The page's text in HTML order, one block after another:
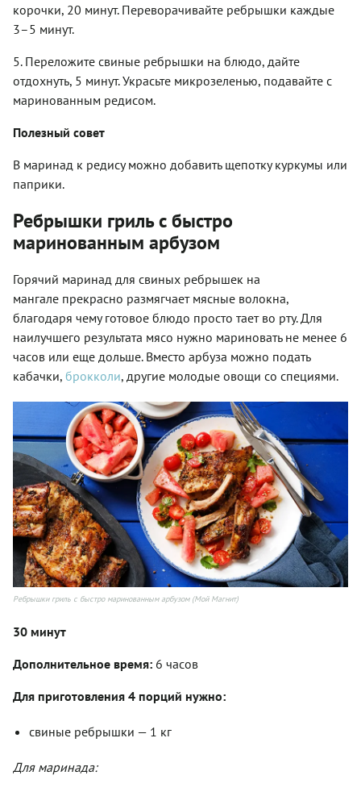
корочки, 20 минут. Переворачивайте ребрышки каждые
3–5 минут.
5. Переложите свиные ребрышки на блюдо, дайте
отдохнуть, 5 минут. Украсьте микрозеленью, подавайте с
маринованным редисом.
Полезный совет
В маринад к редису можно добавить щепотку куркумы или
паприки.
Ребрышки гриль с быстро
маринованным арбузом
Горячий маринад для свиных ребрышек на
мангале прекрасно размягчает мясные волокна,
благодаря чему готовое блюдо просто тает во рту. Для
наилучшего результата мясо нужно мариновать не менее 6
часов или еще дольше. Вместо арбуза можно подать
кабачки, брокколи, другие молодые овощи со специями.
Ребрышки гриль с быстро маринованным арбузом (Мой Магнит)
30 минут
Дополнительное время: 6 часов
Для приготовления 4 порций нужно:
свиные ребрышки — 1 кг
Для маринада: